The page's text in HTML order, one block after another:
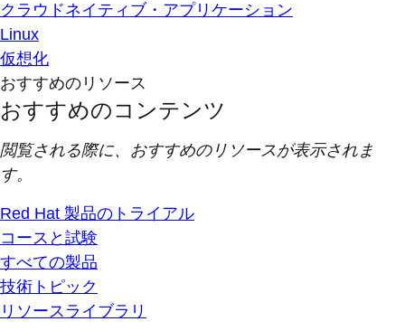
クラウドネイティブ・アプリケーション
Linux
仮想化
おすすめのリソース
おすすめのコンテンツ
閲覧される際に、おすすめのリソースが表示されま
す。
Red Hat 製品のトライアル
コースと試験
すべての製品
技術トピック
リソースライブラリ